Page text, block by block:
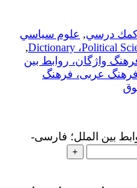
درسي, علوم سياسي
,
واژگان، روابط بین
عربی، فرهنگ
بین الملل؛ فارسی-